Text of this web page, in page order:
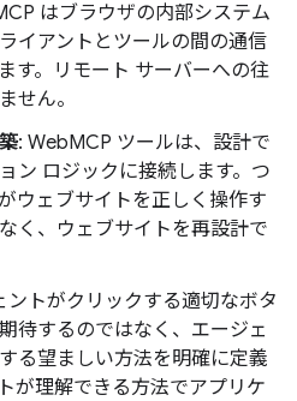
はブラウザの内部システム
イアントとツールの間の通信
す。リモート サーバーへの往
せん。
: WebMCP ツールは、設計で
ン ロジックに接続します。つ
ウェブサイトを正しく操作す
く、ウェブサイトを再設計で
ントがクリックする適切なボタ
待するのではなく、エージェ
る望ましい方法を明確に定義
が理解できる方法でアプリケ